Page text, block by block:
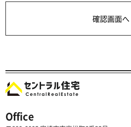
Office